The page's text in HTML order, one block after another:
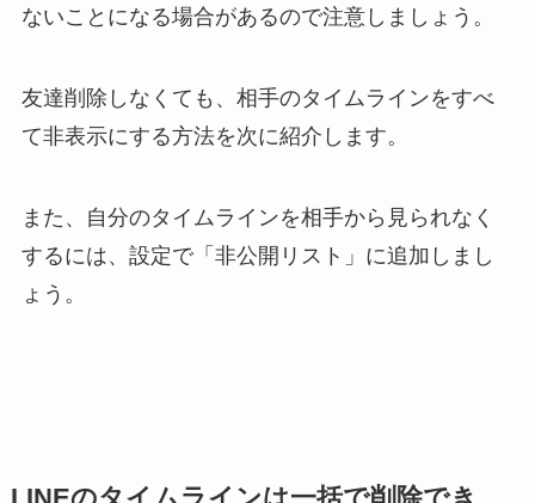
ないことになる場合があるので注意しましょう。
友達削除しなくても、相手のタイムラインをすべ
て非表示にする方法を次に紹介します。
また、自分のタイムラインを相手から見られなく
するには、設定で「非公開リスト」に追加しまし
ょう。